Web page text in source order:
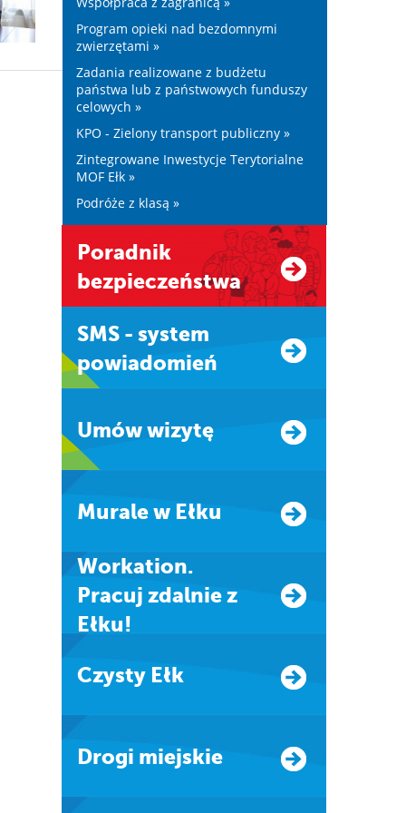
Program opieki nad bezdomnymi
zwierzętami »
Zadania realizowane z budżetu
państwa lub z państwowych funduszy
celowych »
KPO - Zielony transport publiczny »
Zintegrowane Inwestycje Terytorialne
MOF Ełk »
Podróże z klasą »
Poradnik
bezpieczeństwa
SMS - system
powiadomień
Umów wizytę
Murale w Ełku
Workation.
Pracuj zdalnie z
Ełku!
Czysty Ełk
Drogi miejskie